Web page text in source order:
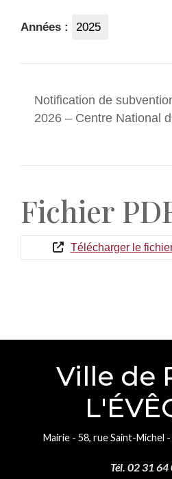
Années : 2025
Notification de
2026 – Centre National
Fichier
Télécharger le
Ville de
Mairie - 58, rue Saint-Michel
Tél. 02 31 64